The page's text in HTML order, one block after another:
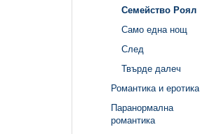
Семейство Роял
Само една нощ
След
Твърде далеч
Романтика и еротика
Паранормална
романтика